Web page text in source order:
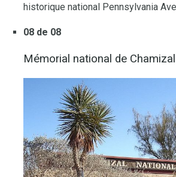
historique national Pennsylvania
08 de 08
Mémorial national de Chamizal